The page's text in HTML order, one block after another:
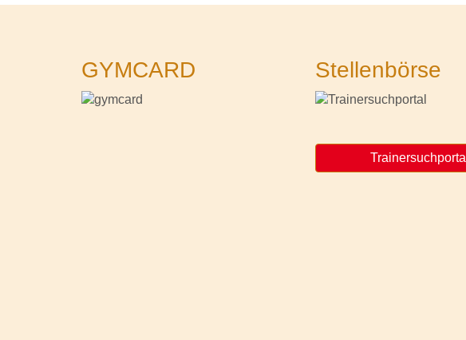
GYMCARD Stellenbörse
Trainersuchportal